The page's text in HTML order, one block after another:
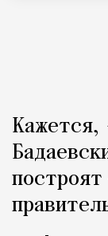
Кажется,